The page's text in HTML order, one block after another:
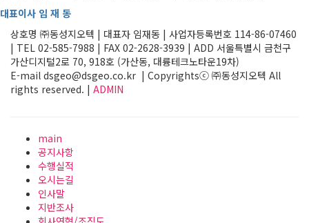
대표이사 임 재 동
상호명 ㈜동성지오텍 | 대표자 임재동 | 사업자등록번호 114-86-07460
| TEL 02-585-7988 | FAX 02-2628-3939 | ADD 서울특별시 금천구
가산디지털2로 70, 918호 (가산동, 대륭테크노타운19차)
E-mail dsgeo@dsgeo.co.kr | Copyrightsⓒ ㈜동성지오텍 All
rights reserved. | ADMIN
main
공지사항
수행실적
오시는길
인사말
지반조사